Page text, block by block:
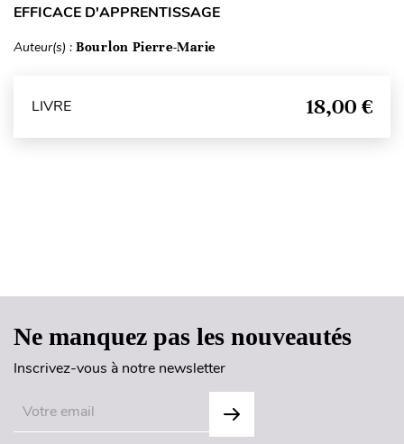
EFFICACE D'APPRENTISSAGE
Auteur(s) : Bourlon Pierre-Marie
LIVRE 18,00 €
Ne manquez pas les nouveautés
Inscrivez-vous à notre newsletter